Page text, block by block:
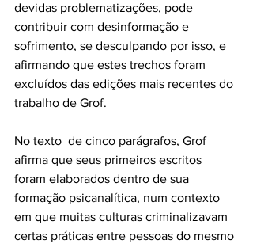
devidas problematizações, pode
contribuir com desinformação e
sofrimento, se desculpando por isso, e
afirmando que estes trechos foram
excluídos das edições mais recentes do
trabalho de Grof.
No texto  de cinco parágrafos, Grof
afirma que seus primeiros escritos
foram elaborados dentro de sua
formação psicanalítica, num contexto
em que muitas culturas criminalizavam
certas práticas entre pessoas do mesmo